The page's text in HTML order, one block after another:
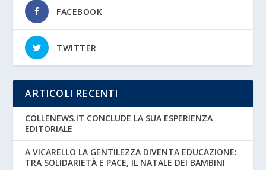
FACEBOOK
TWITTER
ARTICOLI RECENTI
COLLENEWS.IT CONCLUDE LA SUA ESPERIENZA
EDITORIALE
A VICARELLO LA GENTILEZZA DIVENTA EDUCAZIONE:
TRA SOLIDARIETÀ E PACE, IL NATALE DEI BAMBINI